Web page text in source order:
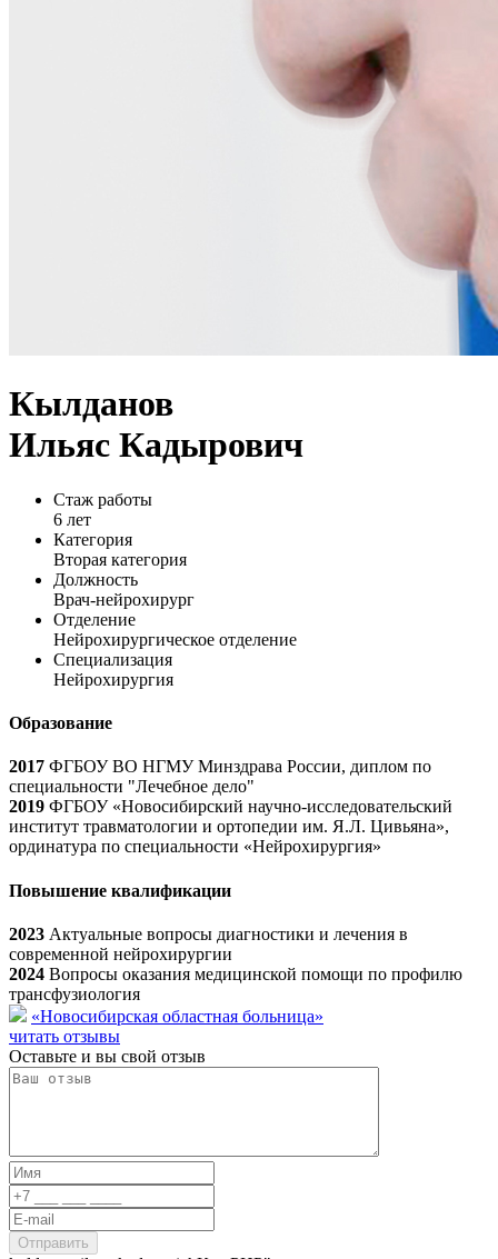
Кылданов
Ильяс Кадырович
Стаж работы
6 лет
Категория
Вторая категория
Должность
Врач-нейрохирург
Отделение
Нейрохирургическое отделение
Специализация
Нейрохирургия
Образование
2017 ФГБОУ ВО НГМУ Минздрава России, диплом по
специальности "Лечебное дело"
2019 ФГБОУ «Новосибирский научно-исследовательский
институт травматологии и ортопедии им. Я.Л. Цивьяна»,
ординатура по специальности «Нейрохирургия»
Повышение квалификации
2023 Актуальные вопросы диагностики и лечения в
современной нейрохирургии
2024 Вопросы оказания медицинской помощи по профилю
трансфузиология
«Новосибирская областная больница»
читать отзывы
Оставьте и вы свой отзыв